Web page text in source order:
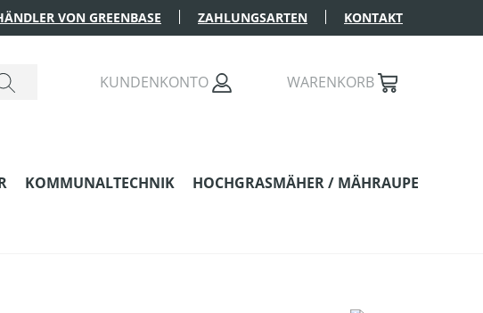
VON GREENBASE ZAHLUNGSARTEN KONTAKT
KUNDENKONTO WARENKORB
KOMMUNALTECHNIK HOCHGRASMÄHER / MÄHRAUPE